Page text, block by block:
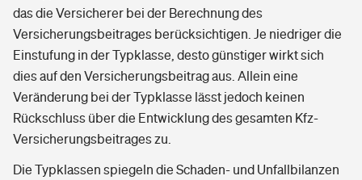
das die Versicherer bei der Berechnung des
Versicherungsbeitrages berücksichtigen. Je niedriger die
Einstufung in der Typklasse, desto günstiger wirkt sich
dies auf den Versicherungsbeitrag aus. Allein eine
Veränderung bei der Typklasse lässt jedoch keinen
Rückschluss über die Entwicklung des gesamten Kfz-
Versicherungsbeitrages zu.
Die Typklassen spiegeln die Schaden- und Unfallbilanzen